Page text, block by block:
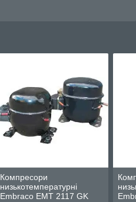
Компресори
низькотемпературні
Embraco EMT 2117 GK